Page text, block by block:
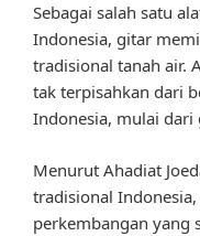
Sebagai salah satu
Indonesia, gitar
tradisional tanah air.
tak terpisahkan dari
Indonesia, mulai dari
Menurut Ahadiat
tradisional
perkembangan yang